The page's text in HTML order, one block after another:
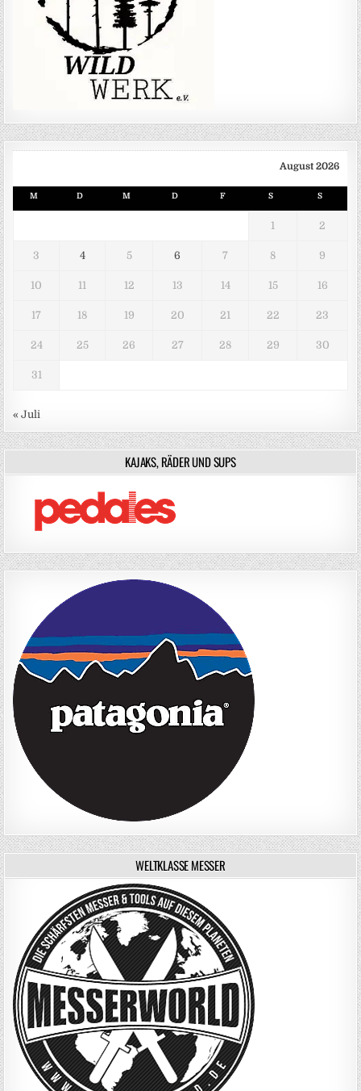
August 2026
M D M D F S S
1 2
3 4 5 6 7 8 9
10 11 12 13 14 15 16
17 18 19 20 21 22 23
24 25 26 27 28 29 30
31
« Juli
KAJAKS, RÄDER UND SUPS
WELTKLASSE MESSER